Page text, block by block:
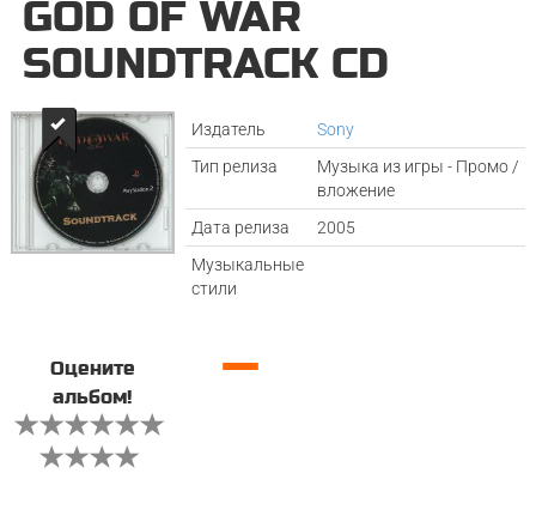
GOD OF WAR
SOUNDTRACK CD
Издатель
Sony
Тип релиза
Музыка из игры - Промо /
вложение
Дата релиза
2005
Музыкальные
стили
Оцените
альбом!
—